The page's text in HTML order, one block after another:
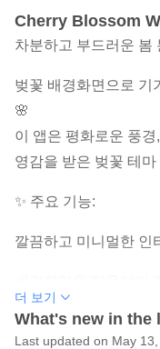
Cherry Blossom
차분하고 부드러운 봄
벚꽃 배경화면으로 기
🌸
이 앱은 평화로운 풍
영감을 받은 벚꽃 테
✨ 주요 기능:
깔끔하고 미니멀한 인
홈 화면, 잠금 화면 또
더 보기
What's new in the
Last updated on May